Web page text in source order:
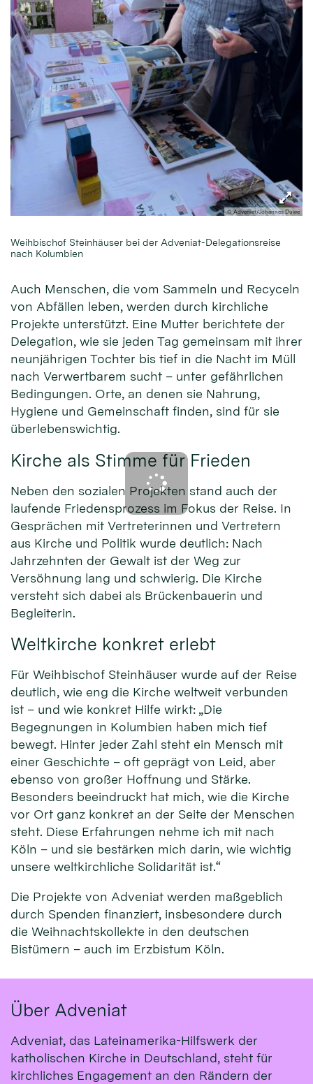
© Adveniat/Johannes Duwe
Weihbischof Steinhäuser bei der Adveniat-Delegationsreise
nach Kolumbien
Auch Menschen, die vom Sammeln und Recyceln
von Abfällen leben, werden durch kirchliche
Projekte unterstützt. Eine Mutter berichtete der
Delegation, wie sie jeden Tag gemeinsam mit ihrer
neunjährigen Tochter bis tief in die Nacht im Müll
nach Verwertbarem sucht – unter gefährlichen
Bedingungen. Orte, an denen sie Nahrung,
Hygiene und Gemeinschaft finden, sind für sie
überlebenswichtig.
Kirche als Stimme für Frieden
Neben den sozialen Projekten stand auch der
laufende Friedensprozess im Fokus der Reise. In
Gesprächen mit Vertreterinnen und Vertretern
aus Kirche und Politik wurde deutlich: Nach
Jahrzehnten der Gewalt ist der Weg zur
Versöhnung lang und schwierig. Die Kirche
versteht sich dabei als Brückenbauerin und
Begleiterin.
Weltkirche konkret erlebt
Für Weihbischof Steinhäuser wurde auf der Reise
deutlich, wie eng die Kirche weltweit verbunden
ist – und wie konkret Hilfe wirkt: „Die
Begegnungen in Kolumbien haben mich tief
bewegt. Hinter jeder Zahl steht ein Mensch mit
einer Geschichte – oft geprägt von Leid, aber
ebenso von großer Hoffnung und Stärke.
Besonders beeindruckt hat mich, wie die Kirche
vor Ort ganz konkret an der Seite der Menschen
steht. Diese Erfahrungen nehme ich mit nach
Köln – und sie bestärken mich darin, wie wichtig
unsere weltkirchliche Solidarität ist.“
Die Projekte von Adveniat werden maßgeblich
durch Spenden finanziert, insbesondere durch
die Weihnachtskollekte in den deutschen
Bistümern – auch im Erzbistum Köln.
Über Adveniat
Adveniat, das Lateinamerika-Hilfswerk der
katholischen Kirche in Deutschland, steht für
kirchliches Engagement an den Rändern der